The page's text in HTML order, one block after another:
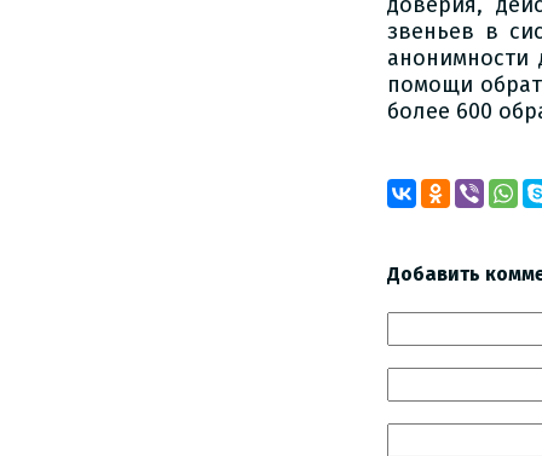
доверия,
звеньев в
анонимности
помощи
более 600
Добавить